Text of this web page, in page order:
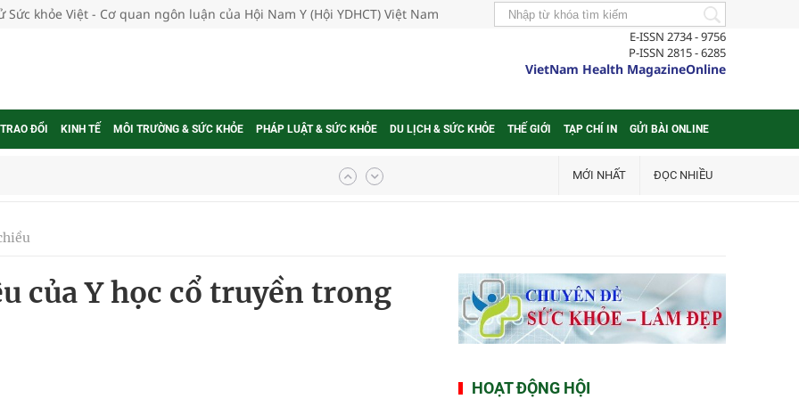
Sức khỏe Việt - Cơ quan ngôn luận của Hội Nam Y (Hội YDHCT) Việt Nam
E-ISSN 2734 - 9756
P-ISSN 2815 - 6285
VietNam Health MagazineOnline
ĐỔI KINH TẾ MÔI TRƯỜNG & SỨC KHỎE PHÁP LUẬT & SỨC KHỎE DU LỊCH & SỨC KHỎE THẾ GIỚI TẠP CHÍ IN GỬI BÀI ONLINE
thuốc
khám sàng lọc cho người dân
cực hiệu quả
gia
MỚI NHẤT ĐỌC NHIỀU
của Y học cổ truyền trong
HOẠT ĐỘNG HỘI